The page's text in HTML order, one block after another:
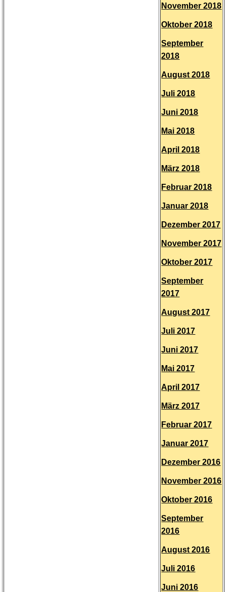
November 2018
Oktober 2018
September
2018
August 2018
Juli 2018
Juni 2018
Mai 2018
April 2018
März 2018
Februar 2018
Januar 2018
Dezember 2017
November 2017
Oktober 2017
September
2017
August 2017
Juli 2017
Juni 2017
Mai 2017
April 2017
März 2017
Februar 2017
Januar 2017
Dezember 2016
November 2016
Oktober 2016
September
2016
August 2016
Juli 2016
Juni 2016